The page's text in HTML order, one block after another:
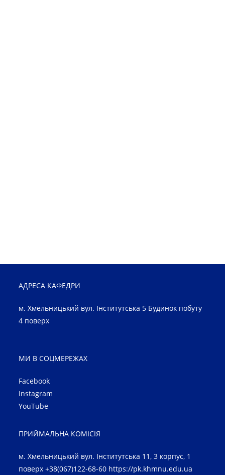
АДРЕСА КАФЕДРИ
м. Хмельницький вул. Інститутська 5 Будинок побуту
4 поверх
МИ В СОЦМЕРЕЖАХ
Facebook
Instagram
YouTube
ПРИЙМАЛЬНА КОМІСІЯ
м. Хмельницький вул. Інститутська 11, 3 корпус, 1
поверх +38(067)122-68-60 https://pk.khmnu.edu.ua